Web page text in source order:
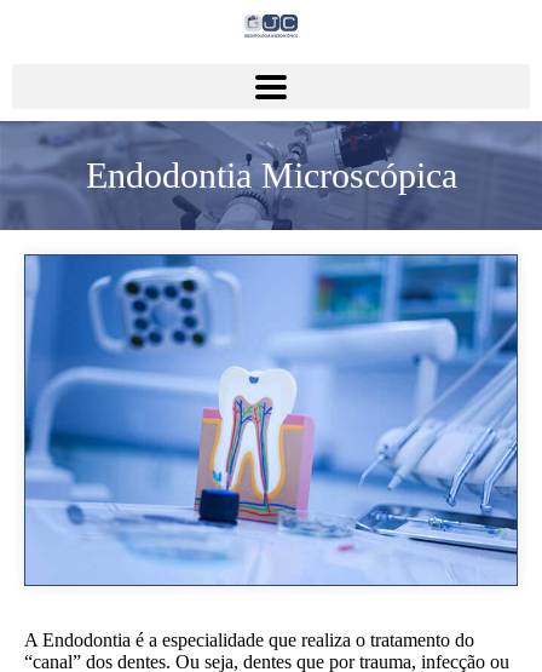
Endodontia Microscópica
A Endodontia é a especialidade que realiza o tratamento do
“canal” dos dentes. Ou seja, dentes que por trauma, infecção ou